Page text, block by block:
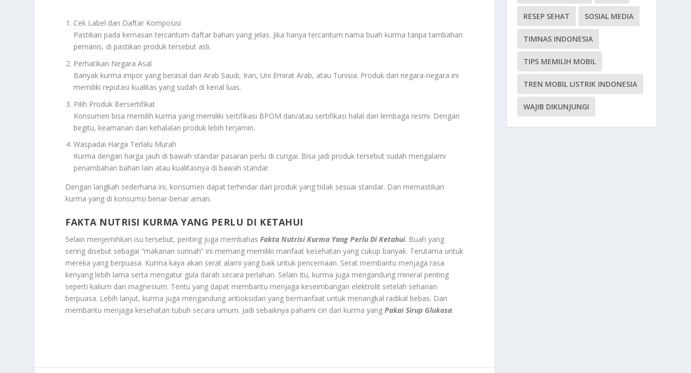
Cek Label dan Daftar Komposisi
Pastikan pada kemasan tercantum daftar bahan yang jelas. Jika hanya tercantum nama buah kurma tanpa tambahan
pemanis, di pastikan produk tersebut asli.
Perhatikan Negara Asal
Banyak kurma impor yang berasal dari Arab Saudi, Iran, Uni Emirat Arab, atau Tunisia. Produk dari negara-negara ini
memiliki reputasi kualitas yang sudah di kenal luas.
Pilih Produk Bersertifikat
Konsumen bisa memilih kurma yang memiliki sertifikasi BPOM dan/atau sertifikasi halal dari lembaga resmi. Dengan
begitu, keamanan dan kehalalan produk lebih terjamin.
Waspadai Harga Terlalu Murah
Kurma dengan harga jauh di bawah standar pasaran perlu di curigai. Bisa jadi produk tersebut sudah mengalami
penambahan bahan lain atau kualitasnya di bawah standar.
Dengan langkah sederhana ini, konsumen dapat terhindar dari produk yang tidak sesuai standar. Dan memastikan
kurma yang di konsumsi benar-benar aman.
FAKTA NUTRISI KURMA YANG PERLU DI KETAHUI
Selain menjernihkan isu tersebut, penting juga membahasFakta Nutrisi Kurma Yang Perlu Di Ketahui. Buah yang
sering disebut sebagai “makanan sunnah” ini memang memiliki manfaat kesehatan yang cukup banyak. Terutama untuk
mereka yang berpuasa. Kurma kaya akan serat alami yang baik untuk pencernaan. Serat membantu menjaga rasa
kenyang lebih lama serta mengatur gula darah secara perlahan. Selain itu, kurma juga mengandung mineral penting
seperti kalium dan magnesium. Tentu yang dapat membantu menjaga keseimbangan elektrolit setelah seharian
berpuasa. Lebih lanjut, kurma juga mengandung antioksidan yang bermanfaat untuk menangkal radikal bebas. Dan
membantu menjaga kesehatan tubuh secara umum. Jadi sebaiknya pahami ciri dari kurma yangPakai Sirup Glukosa.
RESEP SEHAT SOSIAL MEDIA
TIMNAS INDONESIA
TIPS MEMILIH MOBIL
TREN MOBIL LISTRIK INDONESIA
WAJIB DIKUNJUNGI